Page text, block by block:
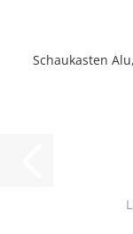
Schaukasten